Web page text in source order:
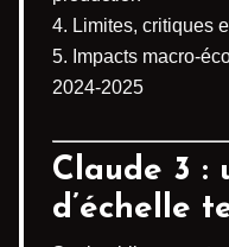
Limites, critiques
Impacts macro-
2024-2025
Claude 3 :
d’échelle